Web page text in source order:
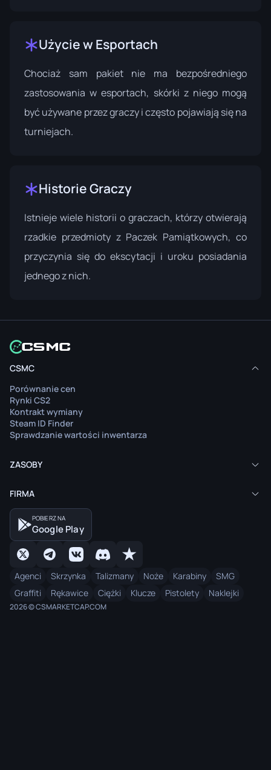
Użycie w Esportach
Chociaż sam pakiet nie ma bezpośredniego
zastosowania w esportach, skórki z niego mogą
być używane przez graczy i często pojawiają się na
turniejach.
Historie Graczy
Istnieje wiele historii o graczach, którzy otwierają
rzadkie przedmioty z Paczek Pamiątkowych, co
przyczynia się do ekscytacji i uroku posiadania
jednego z nich.
CSMC
Porównanie cen
Rynki CS2
Kontrakt wymiany
Steam ID Finder
Sprawdzanie wartości inwentarza
ZASOBY
FIRMA
POBIERZ NA
Google Play
Agenci Skrzynka Talizmany Noże Karabiny
SMG
Graffiti
Rękawice Ciężki Klucze Pistolety Naklejki
2026 © CSMARKETCAP.COM